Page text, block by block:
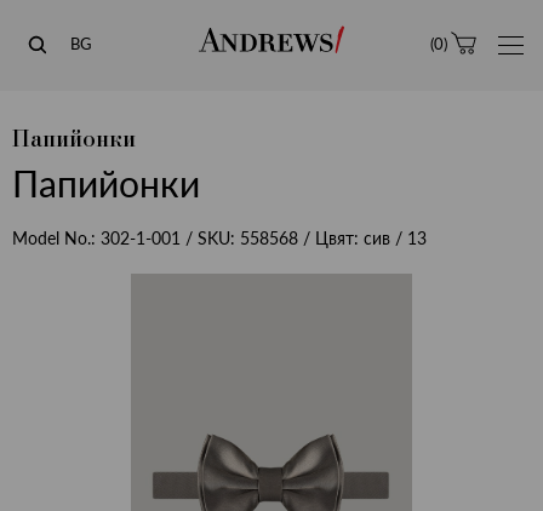
Andrews
BG (0)
Папийонки
Папийонки
Model No.: 302-1-001 / SKU: 558568 / Цвят: сив / 13